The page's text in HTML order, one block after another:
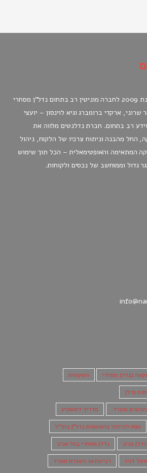
חברת נדלנטים הוקמה בשנת 2009 לחברה מוניטין רב בתחום נדל"ן מסחרי
ארקדי ברומברג וגיא לוינסון – יועצי
רב בתחום. חברת נדלנטים מלווה את
החל מהבנה וניתוח צרכיו של הלקוח, ניהול
המתאימה והאופטימאלית – הכל תוך שימוש
גדול וממוחשב של נכסים ולקוחות.
בנדלן מסחרי השקעות
נדלן
משרד. מדריך למשקיע
ממה להיזהר בהשקעות נדל"ן בחו"ל
נדלן מניב נדלן מסחרי בתל אביב
דניר רכישת או השכרת משרד